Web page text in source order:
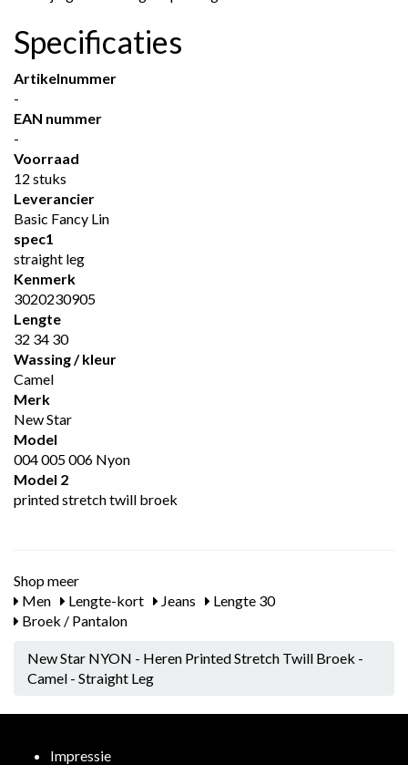
Specificaties
Artikelnummer
-
EAN nummer
-
Voorraad
12 stuks
Leverancier
Basic Fancy Lin
spec1
straight leg
Kenmerk
3020230905
Lengte
32 34 30
Wassing / kleur
Camel
Merk
New Star
Model
004 005 006 Nyon
Model 2
printed stretch twill broek
Shop meer
Men
Lengte-kort Jeans
Lengte 30
Broek / Pantalon
New Star NYON - Heren Printed Stretch Twill Broek -
Camel - Straight Leg
Impressie